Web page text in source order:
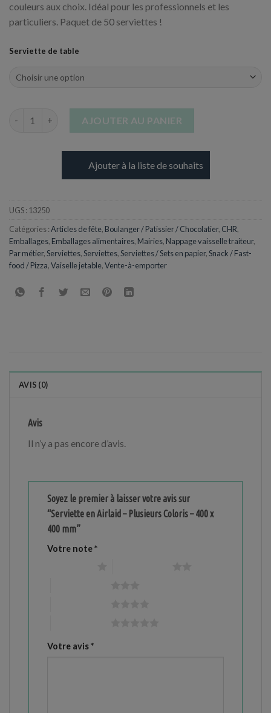
couleurs aux choix. Idéal pour les professionnels et les
particuliers. Paquet de 50 serviettes !
Serviette de table
AJOUTER AU PANIER
Ajouter à la liste de souhaits
UGS : 13250
Catégories :Articles de fête, Boulanger / Patissier / Chocolatier, CHR,
Emballages, Emballages alimentaires, Mairies, Nappage vaisselle traiteur,
Par métier,Serviettes,Serviettes,Serviettes / Sets en papier,Snack / Fast-
food / Pizza,Vaiselle jetable,Vente-à-emporter
AVIS (0)
Avis
Il n’y a pas encore d’avis.
Soyez le premier à laisser votre avis sur
“Serviette en Airlaid – Plusieurs Coloris – 400 x
400 mm”
Votre note*
Votre avis*